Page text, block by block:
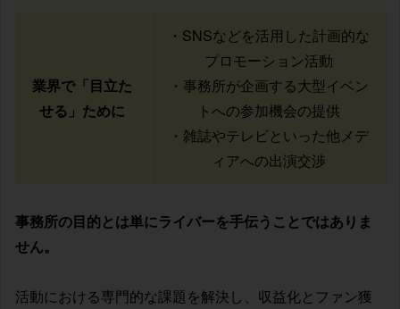
業界で「目立た
せる」ために
・SNSなどを活用した計画的な
プロモーション活動
・事務所が企画する大型イベン
トへの参加機会の提供
・雑誌やテレビといった他メデ
ィアへの出演交渉
事務所の目的とは単にライバーを手伝うことではありま
せん。
活動における専門的な課題を解決し、収益化とファン獲